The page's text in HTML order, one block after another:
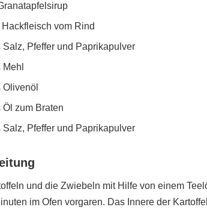
vom Rind
Salz, Pfeffer und Paprikapulver
Olivenöl
Öl zum Braten
Salz, Pfeffer und Paprikapulver
und die Zwiebeln mit Hilfe von einem
im Ofen vorgaren. Das Innere der